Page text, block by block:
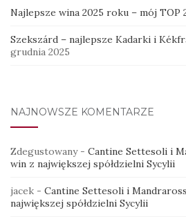
Najlepsze wina 2025 roku – mój TOP
Szekszárd – najlepsze Kadarki i
grudnia 2025
NAJNOWSZE KOMENTARZE
Zdegustowany- Cantine Settesoli i
win z największej spółdzielni Sycylii
jacek - Cantine Settesoli i
największej spółdzielni Sycylii